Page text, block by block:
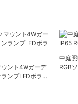
ント4Wガーデ
ンプLEDボラー
中庭
RGB